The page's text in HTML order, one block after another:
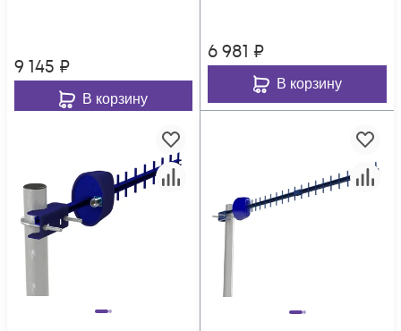
9 145 ₽
В корзину
6 981 ₽
В корзину